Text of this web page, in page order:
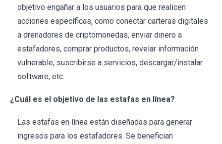
objetivo engañar a los usuarios para que realicen
acciones específicas, como conectar carteras digitales
a drenadores de criptomonedas, enviar dinero a
estafadores, comprar productos, revelar información
vulnerable, suscribirse a servicios, descargar/instalar
software, etc.
¿Cuál es el objetivo de las estafas en línea?
Las estafas en línea están diseñadas para generar
ingresos para los estafadores. Se benefician